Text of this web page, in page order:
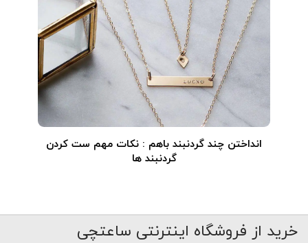
انداختن چند گردنبند باهم : نکات مهم ست کردن
گردنبند ها
خرید از فروشگاه اینترنتی ساعتچی